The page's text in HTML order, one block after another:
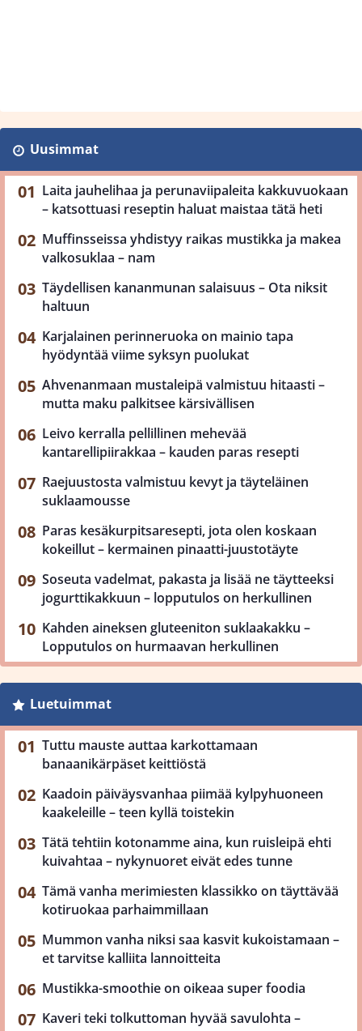
Uusimmat
Laita jauhelihaa ja perunaviipaleita kakkuvuokaan
– katsottuasi reseptin haluat maistaa tätä heti
Muffinsseissa yhdistyy raikas mustikka ja makea
valkosuklaa – nam
Täydellisen kananmunan salaisuus – Ota niksit
haltuun
Karjalainen perinneruoka on mainio tapa
hyödyntää viime syksyn puolukat
Ahvenanmaan mustaleipä valmistuu hitaasti –
mutta maku palkitsee kärsivällisen
Leivo kerralla pellillinen mehevää
kantarellipiirakkaa – kauden paras resepti
Raejuustosta valmistuu kevyt ja täyteläinen
suklaamousse
Paras kesäkurpitsaresepti, jota olen koskaan
kokeillut – kermainen pinaatti-juustotäyte
Soseuta vadelmat, pakasta ja lisää ne täytteeksi
jogurttikakkuun – lopputulos on herkullinen
Kahden aineksen gluteeniton suklaakakku –
Lopputulos on hurmaavan herkullinen
Luetuimmat
Tuttu mauste auttaa karkottamaan
banaanikärpäset keittiöstä
Kaadoin päiväysvanhaa piimää kylpyhuoneen
kaakeleille – teen kyllä toistekin
Tätä tehtiin kotonamme aina, kun ruisleipä ehti
kuivahtaa – nykynuoret eivät edes tunne
Tämä vanha merimiesten klassikko on täyttävää
kotiruokaa parhaimmillaan
Mummon vanha niksi saa kasvit kukoistamaan –
et tarvitse kalliita lannoitteita
Mustikka-smoothie on oikeaa super foodia
Kaveri teki tolkuttoman hyvää savulohta –